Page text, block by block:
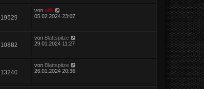
19529
von ulfr
05.02.2024 23:07
10882
von Blattspitze
29.01.2024 11:27
13240
von Blattspitze
26.01.2024 20:36